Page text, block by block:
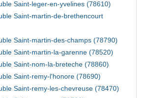
Saint-leger-en-yvelines (78610)
Saint-martin-de-brethencourt
Saint-martin-des-champs (78790)
Saint-martin-la-garenne (78520)
Saint-nom-la-breteche (78860)
Saint-remy-l'honore (78690)
Saint-remy-les-chevreuse (78470)